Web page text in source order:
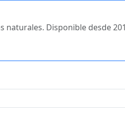
naturales. Disponible desde